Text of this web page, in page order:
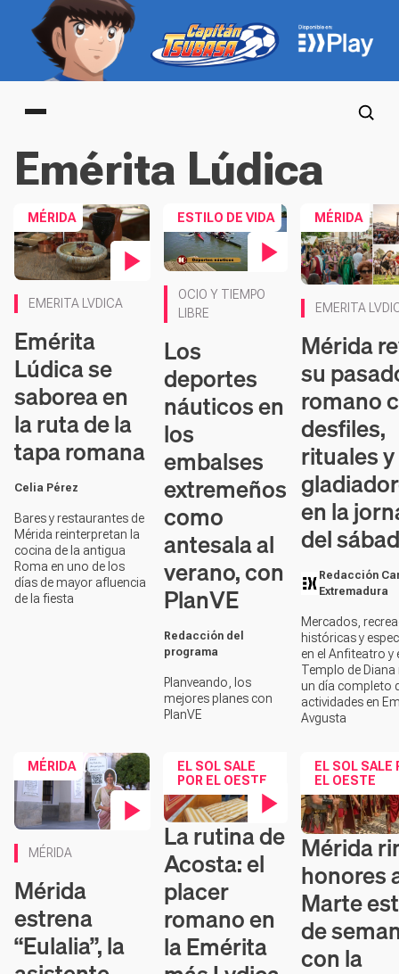
Main menu
Emérita Lúdica
MÉRIDA
EMERITA LVDICA
Emérita
Lúdica se
saborea en
la ruta de la
tapa romana
Celia Pérez
Bares y restaurantes de
Mérida reinterpretan la
cocina de la antigua
Roma en uno de los
días de mayor afluencia
de la fiesta
ESTILO DE VIDA
OCIO Y TIEMPO
LIBRE
Los
deportes
náuticos en
los
embalses
extremeños
como
antesala al
verano, con
PlanVE
Redacción del
programa
Planveando, los
mejores planes con
PlanVE
MÉRIDA
EMERITA
Mérida
su
romano
desfiles,
rituales y
en la
del
Redacción
Extremadura
Mercados,
históricas y
en el Anfiteatro y
Templo de
un día completo
actividades en
Avgusta
MÉRIDA
MÉRIDA
Mérida
estrena
“Eulalia”, la
EL SOL SALE
POR EL OESTE
Contenido en vídeo
La rutina de
Acosta: el
placer
romano en
la Emérita
EL SOL SALE
EL OESTE
Contenido en
Mérida
honores
Marte
de
con la